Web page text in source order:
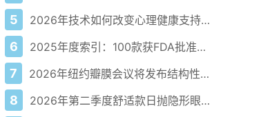
5 2026年技术如何改变心理健康支持的获取方式
6 2025年度索引：100款获FDA批准的AI驱动医疗设备
7 2026年纽约瓣膜会议将发布结构性心脏病最新研究成果
8 2026年第二季度舒适款日抛隐形眼镜推荐，优瞳主打长效佩戴体验